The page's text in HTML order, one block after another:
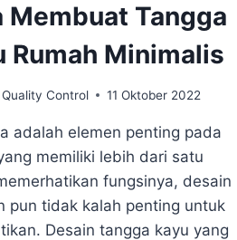
Membuat Tangga
Rumah Minimalis
Control 11 Oktober 2022
adalah elemen penting pada
memiliki lebih dari satu
fungsinya, desain
pun tidak kalah penting untuk
Desain tangga kayu yang